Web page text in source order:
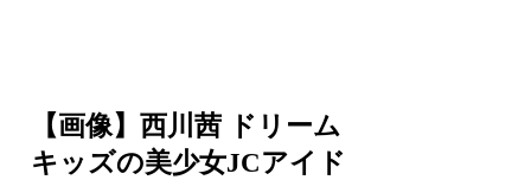
【画像】西川茜 ドリーム
キッズの美少女JCアイド